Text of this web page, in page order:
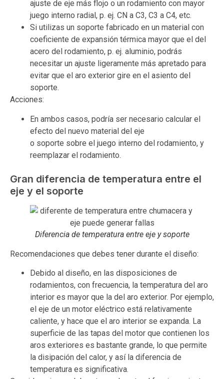
ajuste de eje más flojo o un rodamiento con mayor
juego interno radial, p. ej. CN a C3, C3 a C4, etc.
Si utilizas un soporte fabricado en un material con
coeficiente de expansión térmica mayor que el del
acero del rodamiento, p. ej. aluminio, podrás
necesitar un ajuste ligeramente más apretado para
evitar que el aro exterior gire en el asiento del
soporte.
Acciones:
En ambos casos, podría ser necesario calcular el
efecto del nuevo material del eje
o soporte sobre el juego interno del rodamiento, y
reemplazar el rodamiento.
Gran diferencia de temperatura entre el
eje y el soporte
Diferencia de temperatura entre eje y soporte
Recomendaciones que debes tener durante el diseño:
Debido al diseño, en las disposiciones de
rodamientos, con frecuencia, la temperatura del aro
interior es mayor que la del aro exterior. Por ejemplo,
el eje de un motor eléctrico está relativamente
caliente, y hace que el aro interior se expanda. La
superficie de las tapas del motor que contienen los
aros exteriores es bastante grande, lo que permite
la disipación del calor, y así la diferencia de
temperatura es significativa.